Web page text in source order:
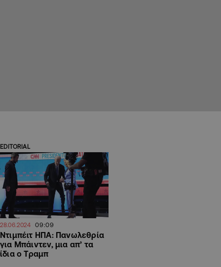
EDITORIAL
28.06.2024 09:09
Ντιμπέιτ ΗΠΑ: Πανωλεθρία
για Μπάιντεν, μια απ’ τα
ίδια ο Τραμπ